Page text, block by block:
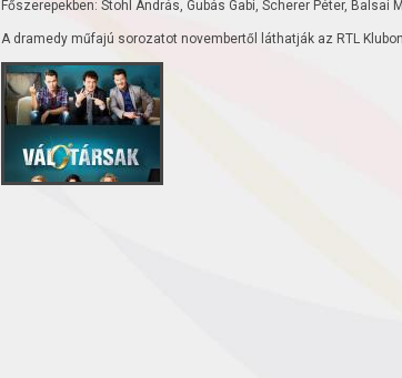
Főszerepekben: Stohl András, Gubás Gabi, Scherer Péter, Balsai
A dramedy műfajú sorozatot novembertől láthatják az RTL